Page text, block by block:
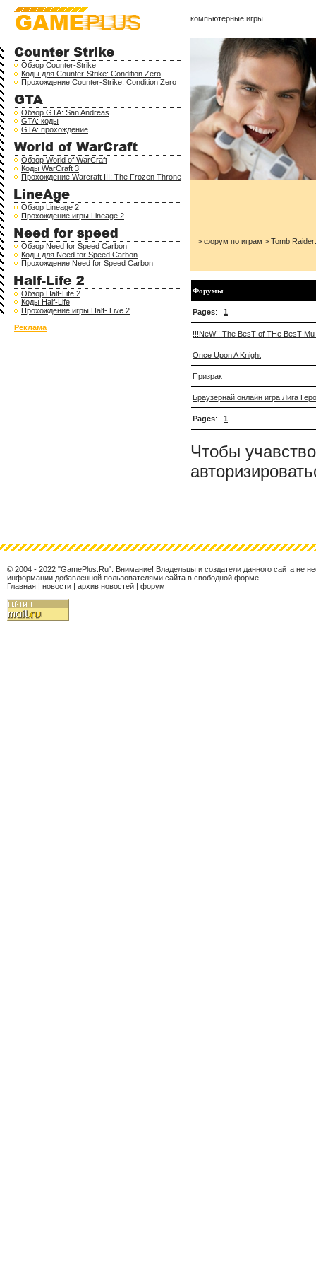
Обзор Counter-Strike
Коды для Counter-Strike: Condition Zero
Прохождение Counter-Strike: Condition Zero
Обзор GTA: San Andreas
GTA: коды
GTA: прохождение
Обзор World of WarCraft
Коды WarCraft 3
Прохождение Warcraft III: The Frozen Throne
Обзор Lineage 2
Прохождение игры Lineage 2
Обзор Need for Speed Carbon
Коды для Need for Speed Carbon
Прохождение Need for Speed Carbon
Обзор Half-Life 2
Коды Half-Life
Прохождение игры Half- Live 2
Реклама
компьютерные игры
> форум по играм > Tomb
Форумы
Pages: 1
!!!NeW!!!The BesT of THe BesT
Once Upon A Knight
Призрак
Браузернай онлайн игра Лига
Pages: 1
Чтобы
© 2004 - 2022 "GamePlus.Ru". Внимание! Владельцы и создатели данного сайта не
информации добавленной пользователями сайта в свободной форме.
Главная | новости | архив новостей | форум